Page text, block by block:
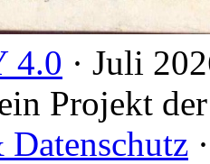
4.0 · Juli
Projekt der
·